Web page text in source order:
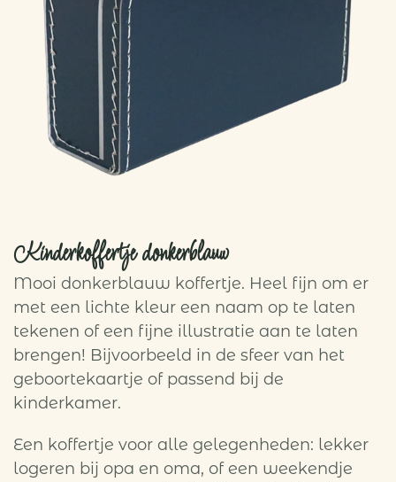
Kinderkoffertje donkerblauw
Mooi donkerblauw koffertje. Heel fijn om er
met een lichte kleur een naam op te laten
tekenen of een fijne illustratie aan te laten
brengen! Bijvoorbeeld in de sfeer van het
geboortekaartje of passend bij de
kinderkamer.
Een koffertje voor alle gelegenheden: lekker
logeren bij opa en oma, of een weekendje